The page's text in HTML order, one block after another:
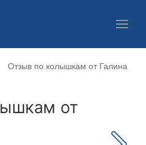
Отзыв по колышкам от Галина
от